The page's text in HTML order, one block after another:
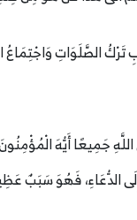
الصَّلَوَاتِ وَاجْتِمَاعُ
إِلَى الدُّعَاءِ، فَهُوَ